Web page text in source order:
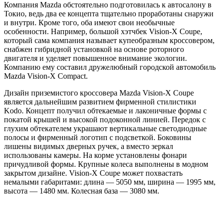
Компания Mazda обстоятельно подготовилась к автосалону в
Токио, ведь два ее концепта тщательно проработаны снаружи
и внутри. Кроме того, оба имеют свои необычные
особенности. Например, большой хэтчбек Vision-X Coupe,
который сама компания называет купеобразным кроссовером,
снабжен гибридной установкой на основе роторного
двигателя и уделяет повышенное внимание экологии.
Компанию ему составил дружелюбный городской автомобиль
Mazda Vision-X Compact.
Дизайн приземистого кроссовера Mazda Vision-X Coupe
является дальнейшим развитием фирменной стилистики
Kodo. Концепт получил обтекаемые и лаконичные формы с
покатой крышей и высокой подоконной линией. Передок с
глухим обтекателем украшают вертикальные светодиодные
полосы и фирменный логотип с подсветкой. Боковины
лишены видимых дверных ручек, а вместо зеркал
использованы камеры. На корме установлены фонари
причудливой формы. Крупные колеса выполнены в модном
закрытом дизайне. Vision-X Coupe может похвастать
немалыми габаритами: длина — 5050 мм, ширина — 1995 мм,
высота — 1480 мм. Колесная база — 3080 мм.